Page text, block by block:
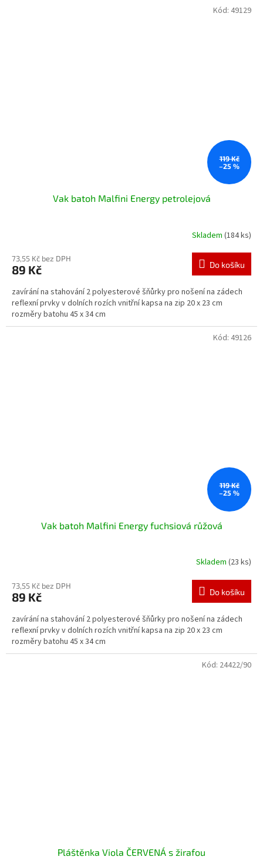
119 Kč
–25 %
Vak batoh Malfini Energy petrolejová
Skladem (184 ks)
73,55 Kč bez DPH
89 Kč Do košíku
zavírání na stahování 2 polyesterové šňůrky pro nošení na zádech
reflexní prvky v dolních rozích vnitřní kapsa na zip 20 x 23 cm
rozměry batohu 45 x 34 cm
Kód: 49129
119 Kč
–25 %
Vak batoh Malfini Energy fuchsiová růžová
Skladem (23 ks)
73,55 Kč bez DPH
89 Kč Do košíku
zavírání na stahování 2 polyesterové šňůrky pro nošení na zádech
reflexní prvky v dolních rozích vnitřní kapsa na zip 20 x 23 cm
rozměry batohu 45 x 34 cm
Kód: 49126
Pláštěnka Viola ČERVENÁ s žirafou
Kód: 24422/90